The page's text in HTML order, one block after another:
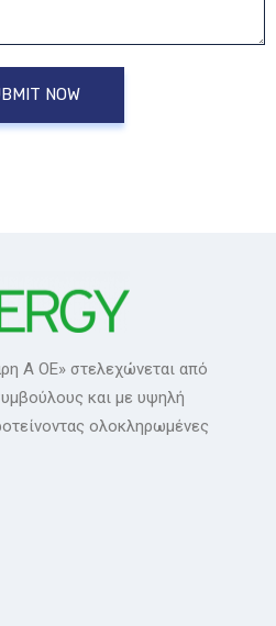
NOW
Α ΟΕ» στελεχώνεται από
και με υψηλή
ολοκληρωμένες